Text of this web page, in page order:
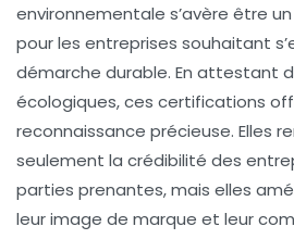
environnementale s’avère être
pour les entreprises souhaitant
démarche durable. En attestant
écologiques, ces certifications
reconnaissance précieuse. Elles
seulement la crédibilité des
parties prenantes, mais elles
leurimage de marque et leur